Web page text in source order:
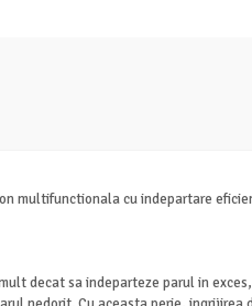
multifunctionala cu indepartare
decat sa indeparteze parul in